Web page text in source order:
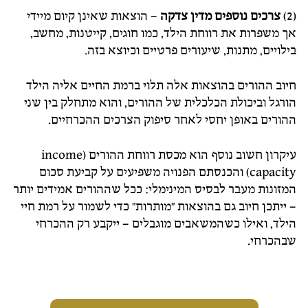
(2) צרכים נוספים מדין צדקה – הוצאות שאינן קיום מיידי
אך משפרות את רווחת הילד, כמו חוגים, קייטנות, מחשב,
בילויים, מתנות, שיעורים פרטיים וכיוצא בזה.
חיוב ההורים בהוצאות אלה תלוי ברמת החיים אליה הילד
הורגל וביכולת הכלכלית של ההורים, והוא מתחלק בין שני
ההורים באופן יחסי לאחר סיפוק הצרכים ההכרחיים.
עיקרון חשוב נוסף הוא מכסת רווחת ההורים (income
capacity) והכנסתם הפנויה משפיעים על קביעת סכום
המזונות מעבר לבסיס המינימלי: ככל שההורים אמידים יותר
– ייתכן חיוב גם בהוצאות "מותרות" כדי לשמור על רמת חיי
הילד, ואילו כשהמשאבים מוגבלים – ייקבע רק ההכרחי
שבהכרחי.